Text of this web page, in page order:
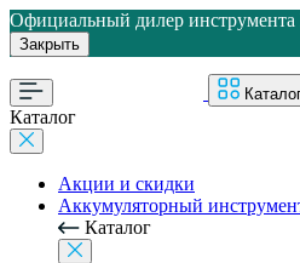
Официальный дилер инструмента
Закрыть
Каталог
Акции и скидки
Аккумуляторный
Каталог